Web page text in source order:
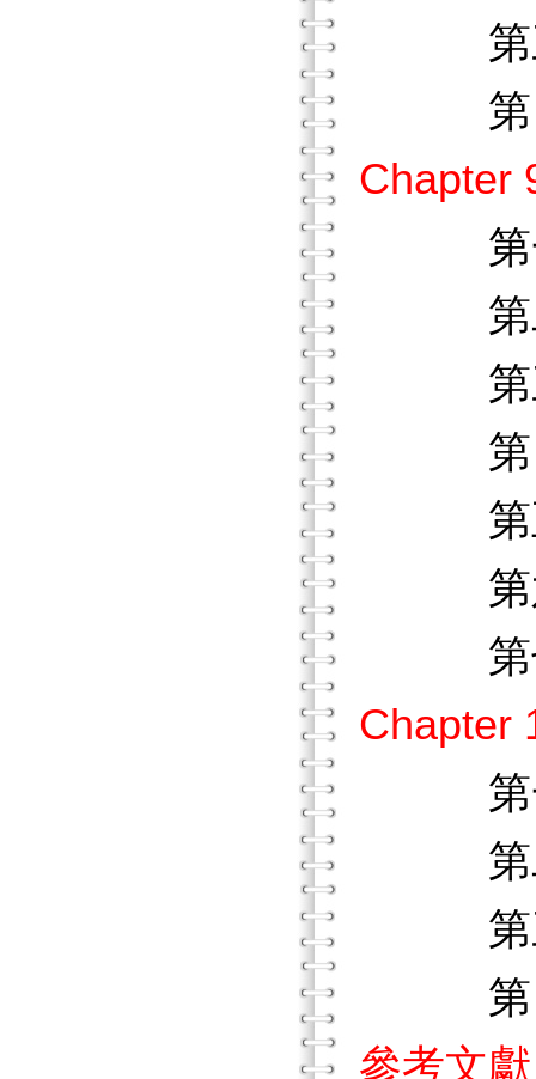
第三
第四
Chapter
第一
第二
第三
第四
第五
第六
第七
Chapter
第一
第二
第三
第四
參考文獻